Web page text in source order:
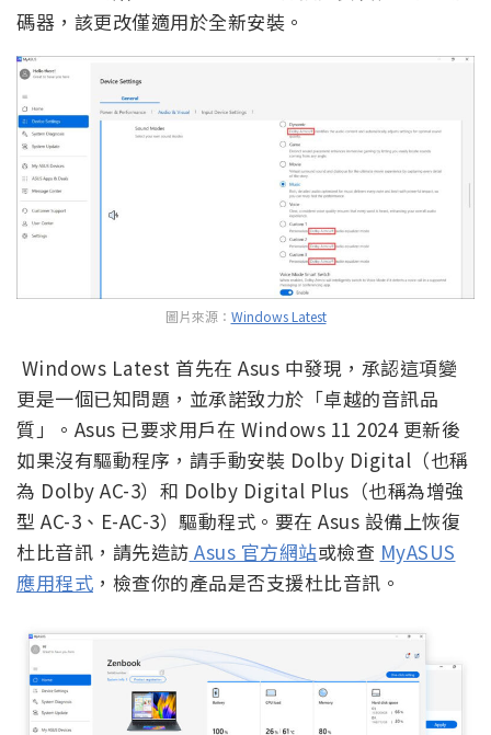
碼器，該更改僅適用於全新安裝。
圖片來源： Windows Latest
Windows Latest 首先在 Asus 中發現，承認這項變
更是一個已知問題，並承諾致力於「卓越的音訊品
質」。Asus 已要求用戶在 Windows 11 2024 更新後
如果沒有驅動程序，請手動安裝 Dolby Digital（也稱
為 Dolby AC-3）和 Dolby Digital Plus（也稱為增強
型 AC-3、E-AC-3）驅動程式。要在 Asus 設備上恢復
杜比音訊，請先造訪 Asus 官方網站或檢查 MyASUS
應用程式 ，檢查你的產品是否支援杜比音訊。